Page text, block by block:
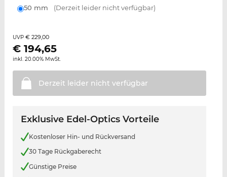
50 mm (Derzeit leider nicht verfügbar)
UVP € 229,00
€ 194,65
inkl. 20.00% MwSt.
Derzeit leider nicht verfügbar
Exklusive Edel-Optics Vorteile
Kostenloser Hin- und Rückversand
30 Tage Rückgaberecht
Günstige Preise